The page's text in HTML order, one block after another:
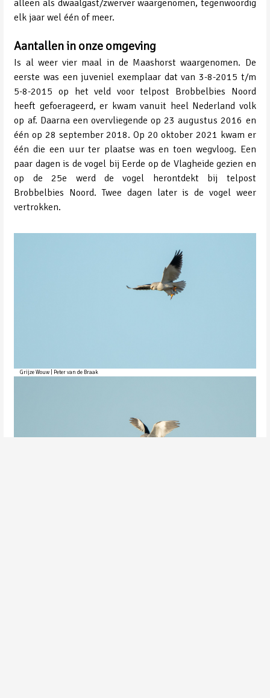
alleen als dwaalgast/zwerver waargenomen, tegenwoordig
elk jaar wel één of meer.
Aantallen in onze omgeving
Is al weer vier maal in de Maashorst waargenomen. De
eerste was een juveniel exemplaar dat van 3-8-2015 t/m
5-8-2015 op het veld voor telpost Brobbelbies Noord
heeft gefoerageerd, er kwam vanuit heel Nederland volk
op af. Daarna een overvliegende op 23 augustus 2016 en
één op 28 september 2018. Op 20 oktober 2021 kwam er
één die een uur ter plaatse was en toen wegvloog. Een
paar dagen is de vogel bij Eerde op de Vlagheide gezien en
op de 25e werd de vogel herontdekt bij telpost
Brobbelbies Noord. Twee dagen later is de vogel weer
vertrokken.
Grijze Wouw | Peter van de Braak